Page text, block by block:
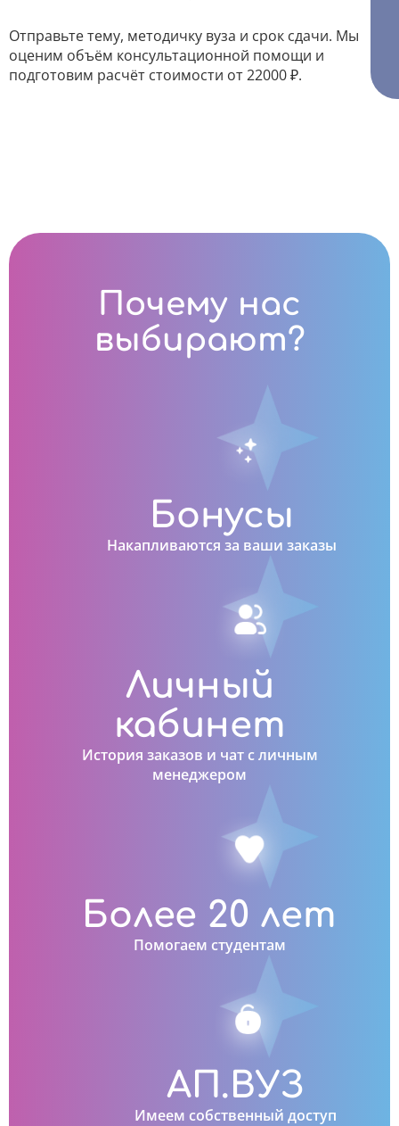
Отправьте тему, методичку вуза и срок сдачи. Мы
оценим объём консультационной помощи и
подготовим расчёт стоимости от 22000 ₽.
Почему нас
выбирают?
Бонусы
Накапливаются за ваши заказы
Личный
кабинет
История заказов и чат с личным
менеджером
Более 20 лет
Помогаем студентам
АП.ВУЗ
Имеем собственный доступ